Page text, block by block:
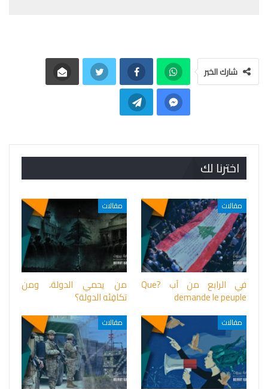
شارك الخبر
اخترنا لك
مقالات
في الرابع من آب ?Que
demande le peuple
مقالات
من يحمي الدولة، ومن
تكافِئه الدولة؟
مقالات مقالات